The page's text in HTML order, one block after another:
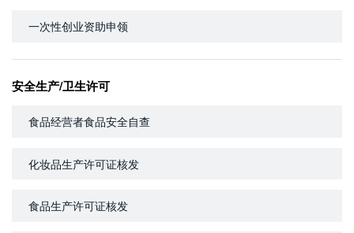
一次性创业资助申领
安全生产/卫生许可
食品经营者食品安全自查
化妆品生产许可证核发
食品生产许可证核发